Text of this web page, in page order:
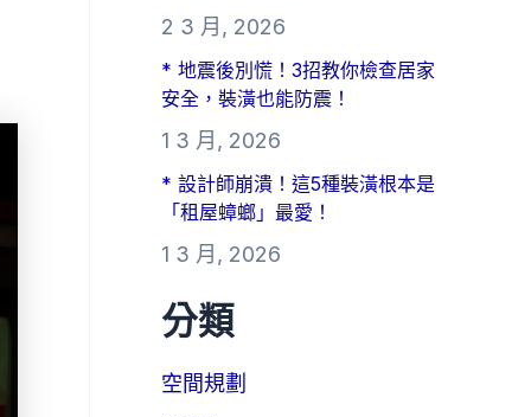
2 3 月, 2026
* 地震後別慌！3招教你檢查居家
安全，裝潢也能防震！
1 3 月, 2026
* 設計師崩潰！這5種裝潢根本是
「租屋蟑螂」最愛！
1 3 月, 2026
分類
空間規劃